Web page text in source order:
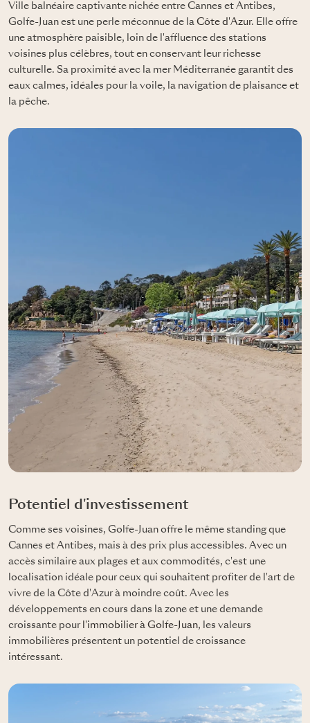
Ville balnéaire captivante nichée entre Cannes et Antibes,
Golfe-Juan est une perle méconnue de la Côte d'Azur. Elle offre
une atmosphère paisible, loin de l'affluence des stations
voisines plus célèbres, tout en conservant leur richesse
culturelle. Sa proximité avec la mer Méditerranée garantit des
eaux calmes, idéales pour la voile, la navigation de plaisance et
la pêche.
Potentiel d'investissement
Comme ses voisines, Golfe-Juan offre le même standing que
Cannes et Antibes, mais à des prix plus accessibles. Avec un
accès similaire aux plages et aux commodités, c'est une
localisation idéale pour ceux qui souhaitent profiter de l'art de
vivre de la Côte d'Azur à moindre coût. Avec les
développements en cours dans la zone et une demande
croissante pour l'immobilier à Golfe-Juan, les valeurs
immobilières présentent un potentiel de croissance
intéressant.